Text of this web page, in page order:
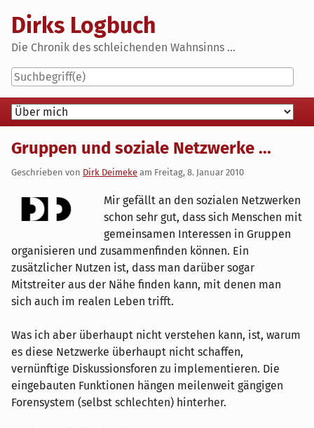
content
Dirks Logbuch
Die Chronik des schleichenden Wahnsinns ...
Navigation
Gruppen und soziale Netzwerke ...
Geschrieben von Dirk Deimeke am Freitag, 8. Januar 2010
Mir gefällt an den sozialen Netzwerken
schon sehr gut, dass sich Menschen mit
gemeinsamen Interessen in Gruppen
organisieren und zusammenfinden können. Ein
zusätzlicher Nutzen ist, dass man darüber sogar
Mitstreiter aus der Nähe finden kann, mit denen man
sich auch im realen Leben trifft.
Was ich aber überhaupt nicht verstehen kann, ist, warum
es diese Netzwerke überhaupt nicht schaffen,
vernünftige Diskussionsforen zu implementieren. Die
eingebauten Funktionen hängen meilenweit gängigen
Forensystem (selbst schlechten) hinterher.